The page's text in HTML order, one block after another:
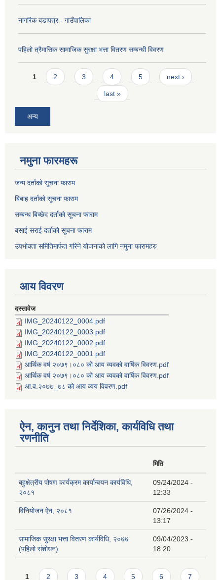
नागरिक बडापत्र - गाउँपालिका
पहिलो त्रैमासिक सामाजिक सुरक्षा भत्ता वितरण सम्बन्धी विवरण
Pages
1 2 3 4 5 next ›
last »
अन्य
नमुना फारमहरू
जन्म दर्ताको सूचना फाराम
बिबाह दर्ताको सूचना फाराम
सम्बन्ध बिच्छेद दर्ताको सूचना फाराम
बसाई सराई दर्ताको सूचना फाराम
उपभोक्ता समितिमार्फत गरिने योजनाको लागि नमुना फारामहरु
आय विवरण
दस्तावेज
IMG_20240122_0004.pdf
IMG_20240122_0003.pdf
IMG_20240122_0002.pdf
IMG_20240122_0001.pdf
आर्थिक वर्ष २०७९।०८० को आय व्यवको वार्षिक विवरण.pdf
आर्थिक वर्ष २०७९।०८० को आय व्यवको वार्षिक विवरण.pdf
आ.व.२०७७_७८ को आय व्यय विवरण.pdf
ऐन, कानुन तथा निर्देशिका, कार्यविधि तथा
रणनीति
मिति
बहुक्षेत्रीय पोषण कार्यक्रम कार्यान्वयन कार्यविधि,
२०८१
09/24/2024 -
12:33
विनियोजन ऐन, २०८१
07/26/2024 -
13:17
सामाजिक सुरक्षा भत्ता वितरण कार्यविधि, २०७७
(पहिलो संशोधन)
09/04/2023 -
18:20
Pages
1 2 3 4 5 6 7